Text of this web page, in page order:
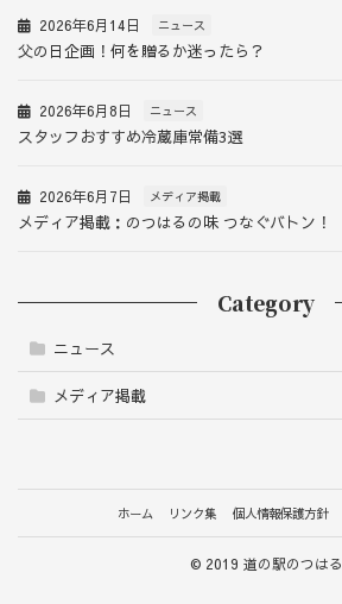
2026年6月14日 ニュース
父の日企画！何を贈るか迷ったら？
2026年6月8日 ニュース
スタッフおすすめ冷蔵庫常備3選
2026年6月7日 メディア掲載
メディア掲載：のつはるの味 つなぐバトン！
Category
ニュース
メディア掲載
ホーム リンク集 個人情報保護方針
© 2019 道の駅のつはる